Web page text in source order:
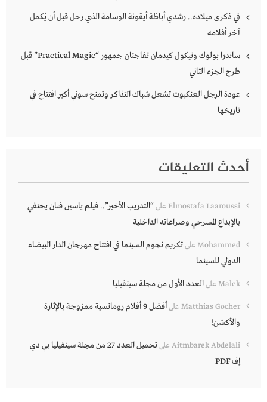
في ذكرى ميلاده.. رشدي أباظة أيقونة الوسامة الذي رحل قبل أن يُكمل
آخر أفلامه
ساندرا بولوك ونيكول كيدمان تفاجئان جمهور “Practical Magic” قبل
طرح الجزء الثاني
عودة الرجل العنكبوت تشعل شباك التذاكر وتمنح سوني أكبر افتتاح في
تاريخها
أحدث التعليقات
Elmostafa Laaroussi على“التدريب الأخير”.. فيلم ياسين فنان يحتفي
بالإبداع المسرحي وصراعاته الداخلية
Mohammed علىتكريم نجوم السينما في افتتاح مهرجان الدار البيضاء
الدولي للسينما
Malek علىالعدد الأول من مجلة سينفيليا
Matthias Gocher على
أفضل 9 أفلام رومانسية ممزوجة بالإثارة
والأكشن!
Aitmbarek Abdelali على
تحميل العدد 27 من مجلة سينفيليا بي دي
إف PDF